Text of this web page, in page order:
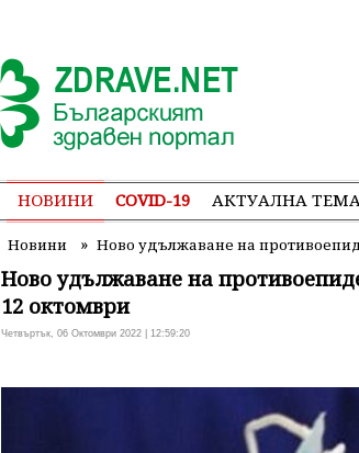
НОВИНИ COVID-19 АКТУАЛНА
Новини » Ново удължаване на
Ново удължаване на
12 октомври
Четвъртък, 06 Октомври 2022 | 12:59:20